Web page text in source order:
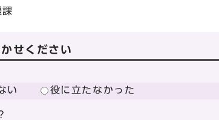
せください
い 役に立たなかった